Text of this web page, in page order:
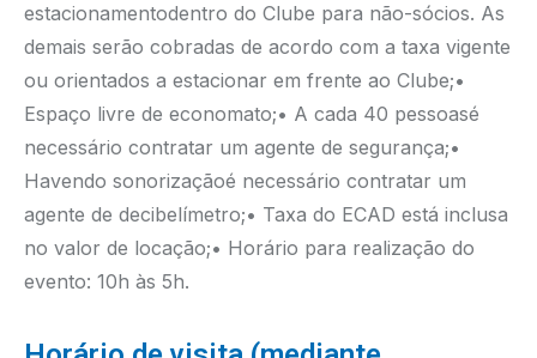
estacionamentodentro do Clube para não-sócios. As
demais serão cobradas de acordo com a taxa vigente
ou orientados a estacionar em frente ao Clube;•
Espaço livre de economato;• A cada 40 pessoasé
necessário contratar um agente de segurança;•
Havendo sonorizaçãoé necessário contratar um
agente de decibelímetro;• Taxa do ECAD está inclusa
no valor de locação;• Horário para realização do
evento: 10h às 5h.